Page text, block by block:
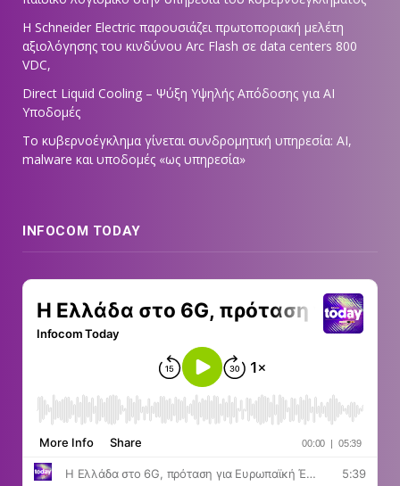
Η Schneider Electric παρουσιάζει πρωτοποριακή μελέτη
αξιολόγησης του κινδύνου Arc Flash σε data centers 800
VDC,
Direct Liquid Cooling – Ψύξη Υψηλής Απόδοσης για AI
Υποδομές
Το κυβερνοέγκλημα γίνεται συνδρομητική υπηρεσία: AI,
malware και υποδομές «ως υπηρεσία»
INFOCOM TODAY